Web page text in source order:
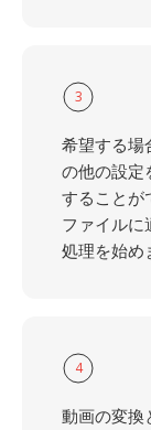
3
希望する場
の他の設定
することが
ファイルに
処理を始め
4
動画の変換